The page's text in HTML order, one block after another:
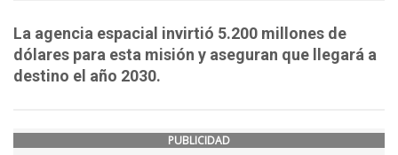
La agencia espacial invirtió 5.200 millones de
dólares para esta misión y aseguran que llegará a
destino el año 2030.
PUBLICIDAD